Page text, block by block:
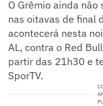
O Grêmio ainda
nas oitavas de final
acontecerá nesta
AL, contra o Red
partir das 21h30 e
SporTV.